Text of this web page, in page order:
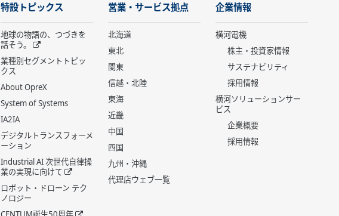
特設トピックス
地球の物語の、つづきを
話そう。
業種別セグメントトピッ
クス
About OpreX
System of Systems
IA2IA
デジタルトランスフォーメ
ーション
Industrial AI 次世代自律操
業の実現に向けて
ロボット・ドローン テク
ノロジー
営業・サービス拠点
北海道
東北
関東
信越・北陸
東海
近畿
中国
四国
九州・沖縄
代理店ウェブ一覧
企業情報
横河電機
株主・投資家情報
サステナビリティ
採用情報
横河ソリューションサー
ビス
企業概要
採用情報